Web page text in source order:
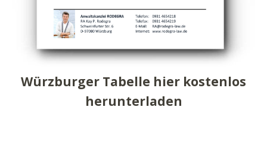
Würzburger Tabelle hier kostenlos
herunterladen